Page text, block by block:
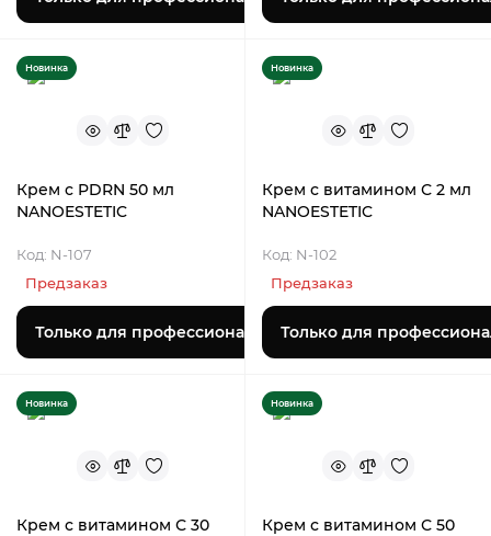
Новинка
Крем с PDRN 50 мл
NANOESTETIC
Код: N-107
Предзаказ
Только для профессионалов
Новинка
Крем с витамином С 2 мл
NANOESTETIC
Код: N-102
Предзаказ
Только для
Новинка
Крем с витамином С 30
Новинка
Крем с витамином С 50